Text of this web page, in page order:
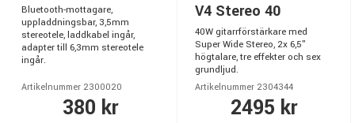
Bluetooth-mottagare,
uppladdningsbar, 3,5mm
stereotele, laddkabel ingår,
adapter till 6,3mm stereotele
ingår.
Artikelnummer 2300020
380 kr
V4 Stereo 40
40W gitarrförstärkare med
Super Wide Stereo, 2x 6,5"
högtalare, tre effekter och sex
grundljud.
Artikelnummer 2304344
2495 kr